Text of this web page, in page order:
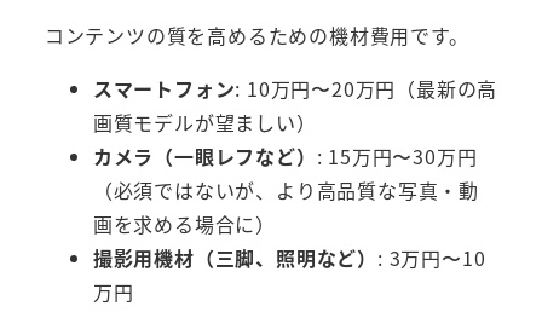
コンテンツの質を高めるための機材費用です。
スマートフォン: 10万円〜20万円（最新の高
画質モデルが望ましい）
カメラ（一眼レフなど） : 15万円〜30万円
（必須ではないが、より高品質な写真・動
画を求める場合に）
撮影用機材（三脚、照明など） : 3万円〜10
万円